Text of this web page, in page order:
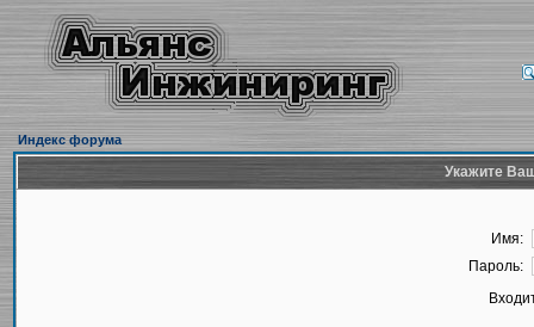
Индекс форума
Укажите
Имя:
Пароль: